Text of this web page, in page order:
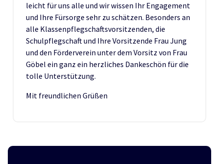
leicht für uns alle und wir wissen Ihr Engagement
und Ihre Fürsorge sehr zu schätzen. Besonders an
alle Klassenpflegschaftsvorsitzenden, die
Schulpflegschaft und Ihre Vorsitzende Frau Jung
und den Förderverein unter dem Vorsitz von Frau
Göbel ein ganz ein herzliches Dankeschön für die
tolle Unterstützung.
Mit freundlichen Grüßen